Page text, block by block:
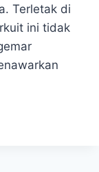
Terletak di
ini tidak